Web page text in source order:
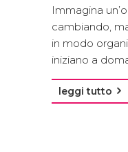
Immagina
cambiando,
in modo
iniziano a
leggi tutto